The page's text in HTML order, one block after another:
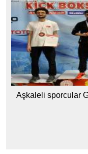
Aşkaleli sporcular